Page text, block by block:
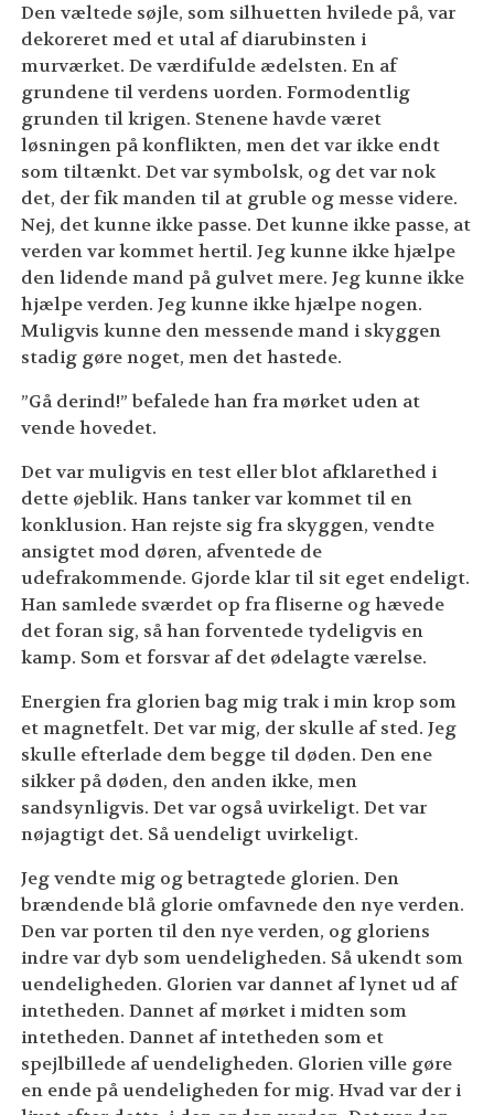
Den væltede søjle, som silhuetten hvilede på, var
dekoreret med et utal af diarubinsten i
murværket. De værdifulde ædelsten. En af
grundene til verdens uorden. Formodentlig
grunden til krigen. Stenene havde været
løsningen på konflikten, men det var ikke endt
som tiltænkt. Det var symbolsk, og det var nok
det, der fik manden til at gruble og messe videre.
Nej, det kunne ikke passe. Det kunne ikke passe, at
verden var kommet hertil. Jeg kunne ikke hjælpe
den lidende mand på gulvet mere. Jeg kunne ikke
hjælpe verden. Jeg kunne ikke hjælpe nogen.
Muligvis kunne den messende mand i skyggen
stadig gøre noget, men det hastede.
”Gå derind!” befalede han fra mørket uden at
vende hovedet.
Det var muligvis en test eller blot afklarethed i
dette øjeblik. Hans tanker var kommet til en
konklusion. Han rejste sig fra skyggen, vendte
ansigtet mod døren, afventede de
udefrakommende. Gjorde klar til sit eget endeligt.
Han samlede sværdet op fra fliserne og hævede
det foran sig, så han forventede tydeligvis en
kamp. Som et forsvar af det ødelagte værelse.
Energien fra glorien bag mig trak i min krop som
et magnetfelt. Det var mig, der skulle af sted. Jeg
skulle efterlade dem begge til døden. Den ene
sikker på døden, den anden ikke, men
sandsynligvis. Det var også uvirkeligt. Det var
nøjagtigt det. Så uendeligt uvirkeligt.
Jeg vendte mig og betragtede glorien. Den
brændende blå glorie omfavnede den nye verden.
Den var porten til den nye verden, og gloriens
indre var dyb som uendeligheden. Så ukendt som
uendeligheden. Glorien var dannet af lynet ud af
intetheden. Dannet af mørket i midten som
intetheden. Dannet af intetheden som et
spejlbillede af uendeligheden. Glorien ville gøre
en ende på uendeligheden for mig. Hvad var der i